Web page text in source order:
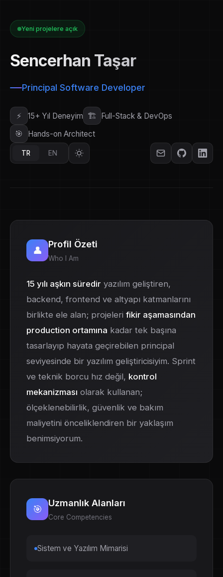
Yeni projelere açık
Sencerhan Taşar
Principal Software Developer
⚡ 15+ Yıl Deneyim 🏗️ Full-Stack & DevOps
🎯 Hands-on Architect
TR EN
👤
Profil Özeti
Who I Am
15 yılı aşkın süredir yazılım geliştiren,
backend, frontend ve altyapı katmanlarını
birlikte ele alan; projeleri fikir aşamasından
production ortamına kadar tek başına
tasarlayıp hayata geçirebilen principal
seviyesinde bir yazılım geliştiricisiyim. Sprint
ve teknik borcu hız değil, kontrol
mekanizması olarak kullanan;
ölçeklenebilirlik, güvenlik ve bakım
maliyetini önceliklendiren bir yaklaşım
benimsiyorum.
🎯
Uzmanlık Alanları
Core Competencies
Sistem ve Yazılım Mimarisi